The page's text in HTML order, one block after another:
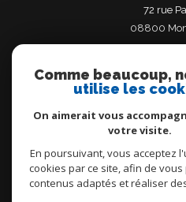
72 rue
08800
© 2026 | Tous droits
Comme beaucoup,
utilise les
On aimerait vous
votre visite.
En poursuivant, vous acceptez
cookies par ce site, afin de
contenus adaptés et réaliser